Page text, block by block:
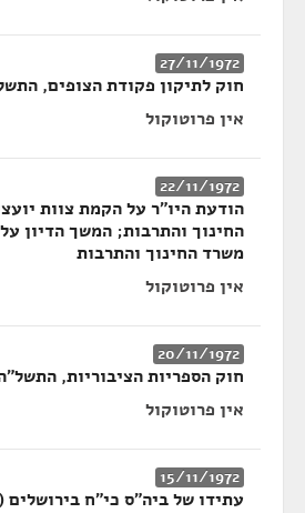
27/11/1972
חוק לתיקון פקודת הצופים,
אין פרוטוקול
22/11/1972
הודעת היו"ר על הקמת צוות
החינוך והתרבות; המשך הדיון
משרד החינוך והתרבות
אין פרוטוקול
20/11/1972
חוק הספריות הציבוריות, התשל"ה-
אין פרוטוקול
15/11/1972
עתידו של ביה"ס כי"ח